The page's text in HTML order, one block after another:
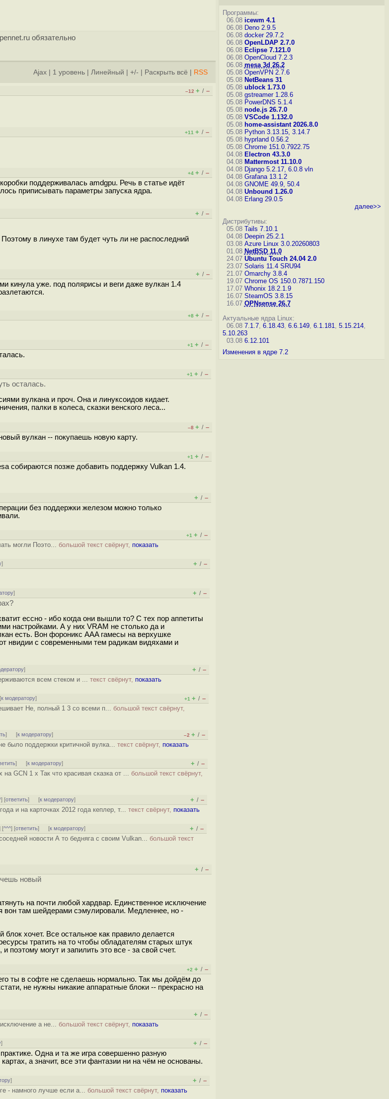
обязательно
Ajax 1 уровень Линейный +/- Раскрыть всё RSS
–12 + / –
+11 + / –
+4 + / –
поддерживалась amdgpu. Речь в статье идёт
приписывать параметры запуска ядра.
+ / –
в линухе там будет чуть ли не распоследний
+ / –
кинула уже. под полярисы и веги даже вулкан 1.4
+8 + / –
+1 + / –
+1 + / –
осталась.
вулкана и проч. Она и линуксоидов кидает.
палки в колеса, сказки венского леса...
–8 + / –
вулкан -- покупаешь новую карту.
+1 + / –
собираются позже добавить поддержку Vulkan 1.4.
+ / –
без поддержки железом можно только
+1 + / –
могли Поэто... большой текст свёрнут, показать
] + / –
] + / –
ессно - ибо когда они вышли то? С тех пор аппетиты
настройками. А у них VRAM не столько да и
есть. Вон фороникс AAA гамесы на верхушке
нвидии с современными тем радикам видяхами и
] + / –
всем стеком и ... текст свёрнут, показать
к модератору] +1 + / –
Не, полный 1 3 со всеми п... большой текст свёрнут,
] [к модератору] –2 + / –
было поддержки критичной вулка... текст свёрнут, показать
] [к модератору] + / –
GCN 1 x Так что красивая сказка от ... большой текст свёрнут,
] [ответить] [к модератору] + / –
и на карточках 2012 года кеплер, т... текст свёрнут, показать
[^^^] [ответить] [к модератору] + / –
новости А то бедняга с своим Vulkan... большой текст
+ / –
новый
на почти любой хардвар. Единственное исключение
вон там шейдерами сэмулировали. Медленнее, но -
хочет. Все остальное как правило делается
тратить на то чтобы обладателям старых штук
поэтому могут и запилить это все - за свой счет.
+2 + / –
ты в софте не сделаешь нормально. Так мы дойдём до
не нужны никакие аппаратные блоки -- прекрасно на
+ / –
а не... большой текст свёрнут, показать
] + / –
Одна и та же игра совершенно разную
а значит, все эти фантазии ни на чём не основаны.
] + / –
- намного лучше если а... большой текст свёрнут, показать
Программы:
06.08 icewm 4.1
06.08 Deno 2.9.5
06.08 docker 29.7.2
06.08 OpenLDAP 2.7.0
06.08 Eclipse 7.121.0
06.08 OpenCloud 7.2.3
06.08 mesa 3d 26.2
05.08 OpenVPN 2.7.6
05.08 NetBeans 31
05.08 ublock 1.73.0
05.08 gstreamer 1.28.6
05.08 PowerDNS 5.1.4
05.08 node.js 26.7.0
05.08 VSCode 1.132.0
05.08 home-assistant 2026.8.0
05.08 Python 3.13.15, 3.14.7
05.08 hyprland 0.56.2
05.08 Chrome 151.0.7922.75
04.08 Electron 43.3.0
04.08 Mattermost 11.10.0
04.08 Django 5.2.17, 6.0.8 vln
04.08 Grafana 13.1.2
04.08 GNOME 49.9, 50.4
04.08 Unbound 1.26.0
04.08 Erlang 29.0.5
далее>>
Дистрибутивы:
05.08 Tails 7.10.1
04.08 Deepin 25.2.1
03.08 Azure Linux 3.0.20260803
01.08 NetBSD 11.0
24.07 Ubuntu Touch 24.04 2.0
23.07 Solaris 11.4 SRU94
21.07 Omarchy 3.8.4
19.07 Chrome OS 150.0.7871.150
17.07 Whonix 18.2.1.9
16.07 SteamOS 3.8.15
16.07 OPNsense 26.7
Актуальные ядра Linux:
06.08 7.1.7, 6.18.43, 6.6.149, 6.1.181, 5.15.214,
5.10.263
03.08 6.12.101
Изменения в ядре 7.2